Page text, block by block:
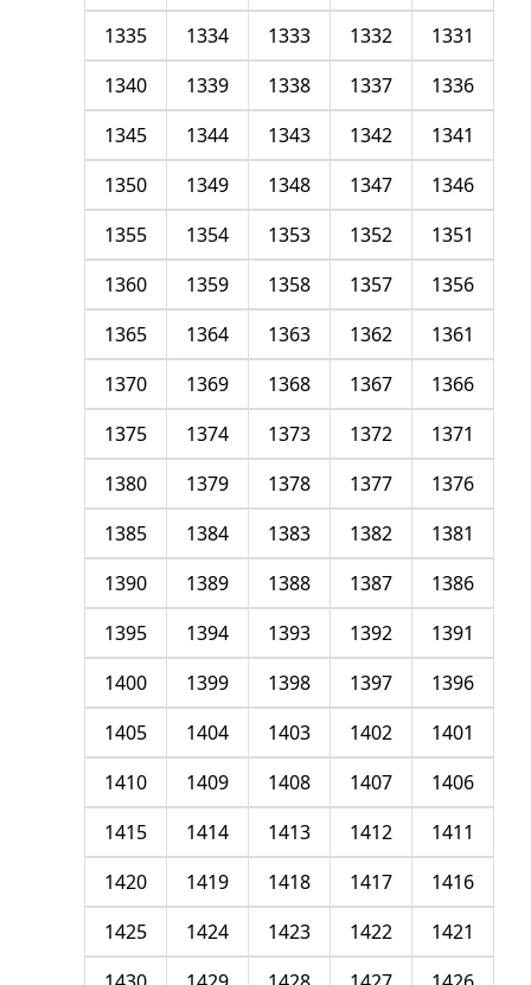
1331
1332
1333
1334
1335
1336
1337
1338
1339
1340
1341
1342
1343
1344
1345
1346
1347
1348
1349
1350
1351
1352
1353
1354
1355
1356
1357
1358
1359
1360
1361
1362
1363
1364
1365
1366
1367
1368
1369
1370
1371
1372
1373
1374
1375
1376
1377
1378
1379
1380
1381
1382
1383
1384
1385
1386
1387
1388
1389
1390
1391
1392
1393
1394
1395
1396
1397
1398
1399
1400
1401
1402
1403
1404
1405
1406
1407
1408
1409
1410
1411
1412
1413
1414
1415
1416
1417
1418
1419
1420
1421
1422
1423
1424
1425